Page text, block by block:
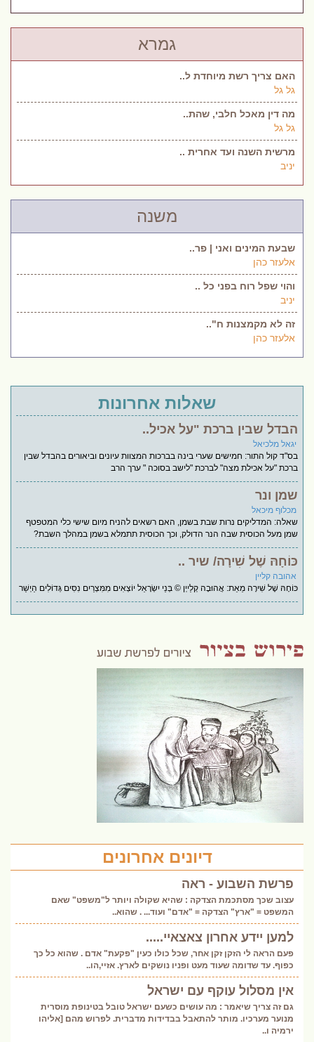
גמרא
האם צריך רשת מיוחדת ל..
גל גל
מה דין מאכל חלבי, שהת..
גל גל
מרשית השנה ועד אחרית ..
יניב
משנה
שבעת המינים ואני | פר..
אלעזר כהן
והוי שפל רוח בפני כל ..
יניב
זה לא מקמצנות ח"..
אלעזר כהן
שאלות אחרונות
הבדל שבין ברכת "על אכיל..
יגאל מלכיאל
בס"ד קול התור: חמישים שערי בינה בברכות המצוות עיונים וביאורים בהבדל שבין
ברכת "על אכילת מצה" לברכת "לישב בסוכה " ערך הרב
שמן ונר
מכלוף מיכאל
שאלה: המדליקים נרות שבת בשמן, האם רשאים להניח מיום שישי כלי המטפטף
שמן מעל הכוסית שבה הנר הדולק, וכך הכוסית תתמלא בשמן במהלך השבת?
כּוֹחָהּ שֶׁל שִׁירָה/ שיר ..
אהובה קליין
כּוֹחָהּ שֶׁל שִׁירָה מֵאֵת: אֲהוּבָה קְלַייְן © בְּנֵי יִשְׂרָאֵל יוֹצְאִים מִמִּצְרַיִם נִסִּים גְּדוֹלִים הַיְשַׁר
דיונים אחרונים
פרשת השבוע - ראה
עצוב שכך מסתכמת הצדקה : שהיא שקולה ויותר ל"משפט" שאם
המשפט = "ארץ" הצדקה = "אדם" ועוד... . שהוא..
למען יידע אחרון צאצאיי.....
פעם הראה לי הזקן זקן אחר, שכל כולו כעין "פקעת" אדם . שהוא כל כך
כפוף. עד שדומה שעוד מעט ופניו נושקים לארץ. אזיי,הו..
אין מסלול עוקף עם ישראל
גם זה צריך שיאמר : מה עושים כשעם ישראל טובל בטינופת מוסרית
מנוער מערכיו. מותר להתאבל בבדידות מדברית. לפרוש מהם [אליהו
ירמיה ו..